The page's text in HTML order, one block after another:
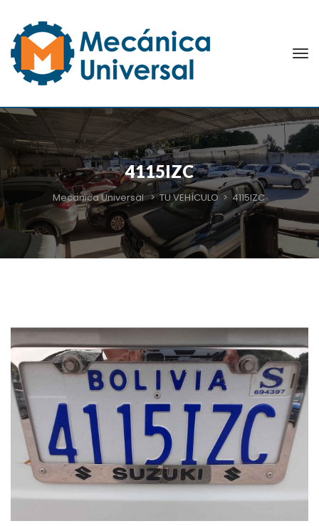
4115IZC
Mecanica Universal >TU VEHÍCULO> 4115IZC